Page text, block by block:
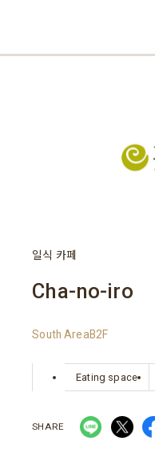
일식 카페
Cha-no-iro
South AreaB2F
Eating space
SHARE